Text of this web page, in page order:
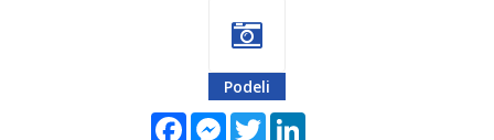
Podeli
FacebookMessenger
Twitter